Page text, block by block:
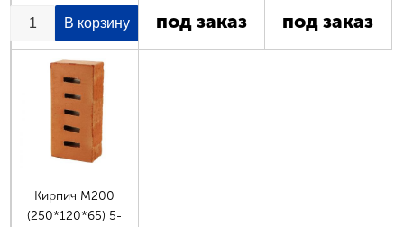
под заказ под заказ
Кирпич М200
(250*120*65) 5-